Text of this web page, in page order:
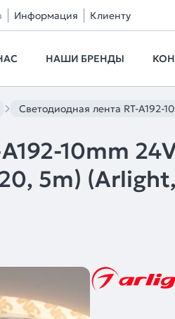
Информация Клиенту
НАШИ БРЕНДЫ
Светодиодная лента RT-A192-
10mm
5m) (Arlight,